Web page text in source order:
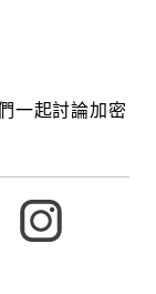
一起討論加密